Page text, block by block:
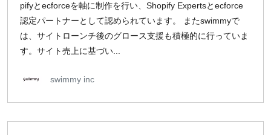
pifyとecforceを軸に制作を行い、Shopify Expertsとecforce
認定パートナーとして認められています。 またswimmyで
は、サイトローンチ後のグロース支援も積極的に行っていま
す。サイト売上に基づい...
swimmy inc